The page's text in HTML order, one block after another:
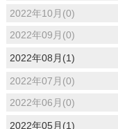
2022年10月(0)
2022年09月(0)
2022年08月(1)
2022年07月(0)
2022年06月(0)
2022年05月(1)